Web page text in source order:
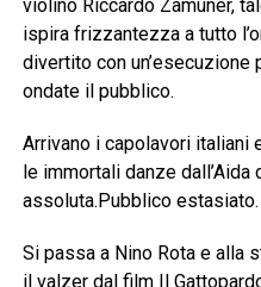
violino Riccardo Zamuner,
ispira frizzantezza a tutto
divertito con un’esecuzione
ondate il pubblico.
Arrivano i capolavori italiani
le immortali danze
assoluta.Pubblico estasiato.
Si passa a Nino Rota e alla
il valzer dal film Il